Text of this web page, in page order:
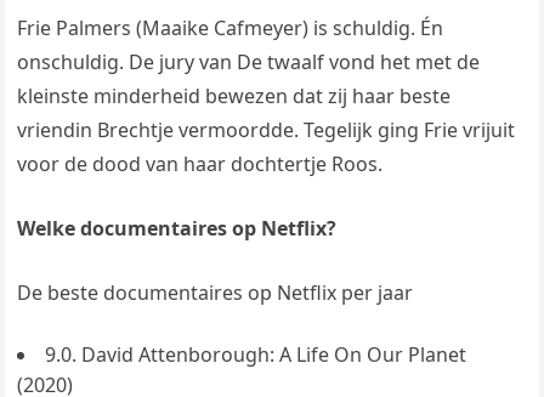
Frie Palmers (Maaike Cafmeyer) is schuldig. Én
onschuldig. De jury van De twaalf vond het met de
kleinste minderheid bewezen dat zij haar beste
vriendin Brechtje vermoordde. Tegelijk ging Frie vrijuit
voor de dood van haar dochtertje Roos.
Welke documentaires op Netflix?
De beste documentaires op Netflix per jaar
9.0. David Attenborough: A Life On Our Planet
(2020)